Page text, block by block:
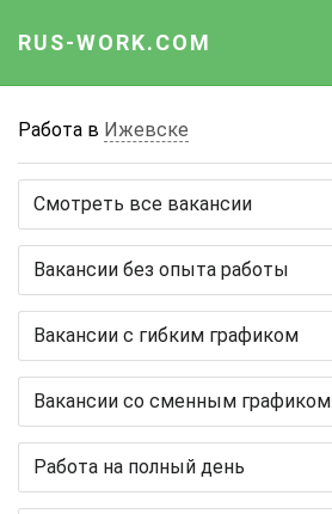
RUS-WORK.COM
Вакансии
Отрасли
Профессии
Работодателю
Работа в Ижевске
Смотреть все вакансии
Вакансии без опыта работы
Вакансии с гибким графиком
Вакансии со сменным графиком
Работа на полный день